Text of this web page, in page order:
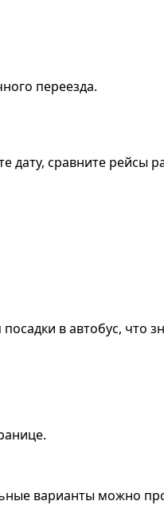
переезда.
дату, сравните рейсы
в автобус, что
варианты можно